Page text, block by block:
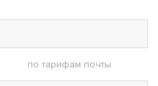
по тарифам почты